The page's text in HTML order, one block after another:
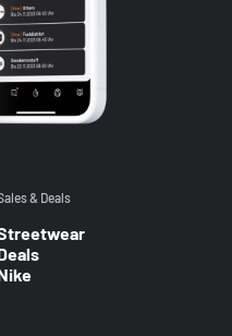
& Deals